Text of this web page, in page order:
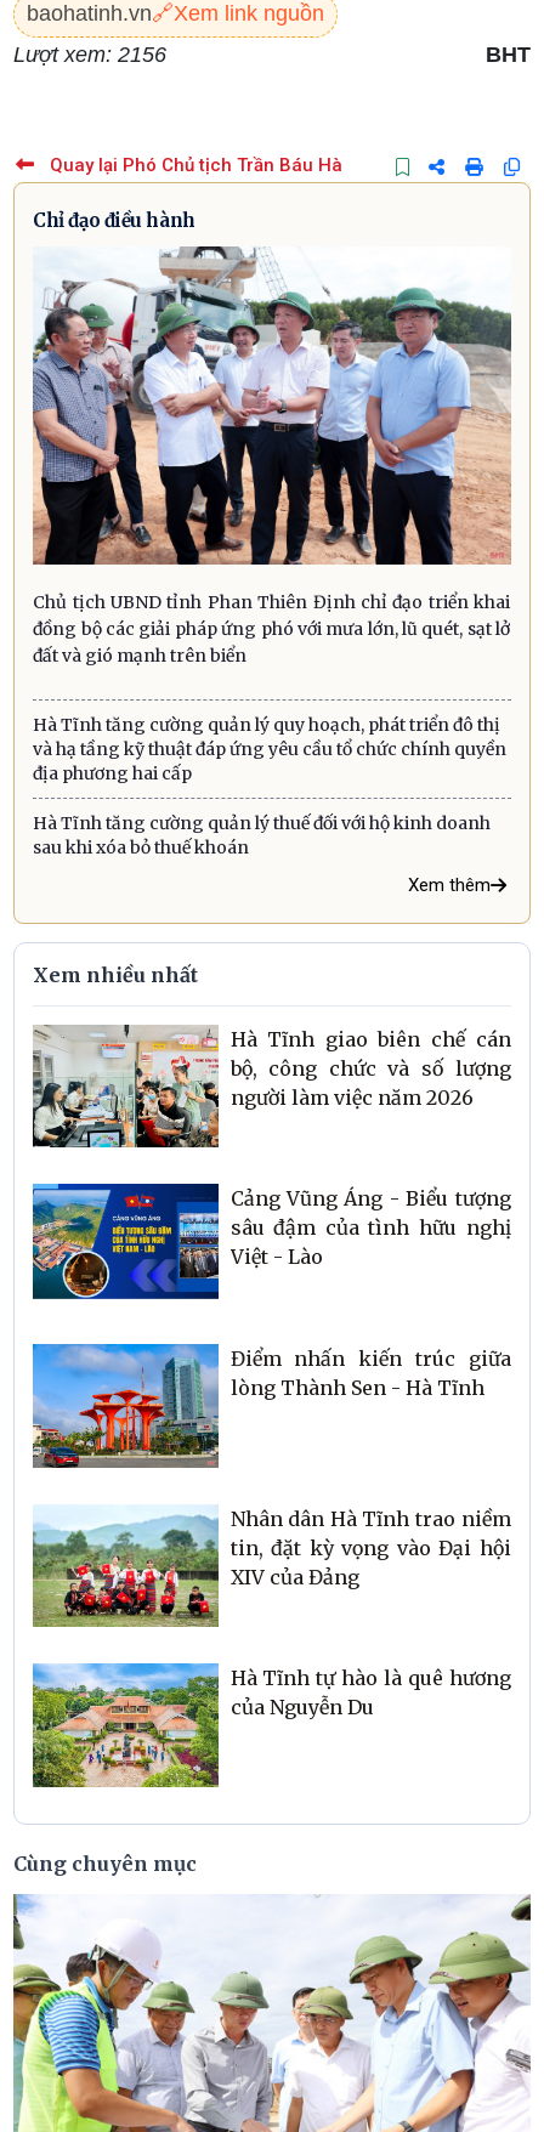
baohatinh.vn🔗Xem link nguồn
Lượt xem: 2156
BHT
Quay lại Phó Chủ tịch Trần Báu Hà
Chỉ đạo điều hành
Chủ tịch UBND tỉnh Phan Thiên Định chỉ đạo triển khai
đồng bộ các giải pháp ứng phó với mưa lớn, lũ quét, sạt lở
đất và gió mạnh trên biển
Hà Tĩnh tăng cường quản lý quy hoạch, phát triển đô thị
và hạ tầng kỹ thuật đáp ứng yêu cầu tổ chức chính quyền
địa phương hai cấp
Hà Tĩnh tăng cường quản lý thuế đối với hộ kinh doanh
sau khi xóa bỏ thuế khoán
Xem thêm
Xem nhiều nhất
Hà Tĩnh giao biên chế cán
bộ, công chức và số lượng
người làm việc năm 2026
Cảng Vũng Áng - Biểu tượng
sâu đậm của tình hữu nghị
Việt - Lào
Điểm nhấn kiến trúc giữa
lòng Thành Sen - Hà Tĩnh
Nhân dân Hà Tĩnh trao niềm
tin, đặt kỳ vọng vào Đại hội
XIV của Đảng
Hà Tĩnh tự hào là quê hương
của Nguyễn Du
Cùng chuyên mục